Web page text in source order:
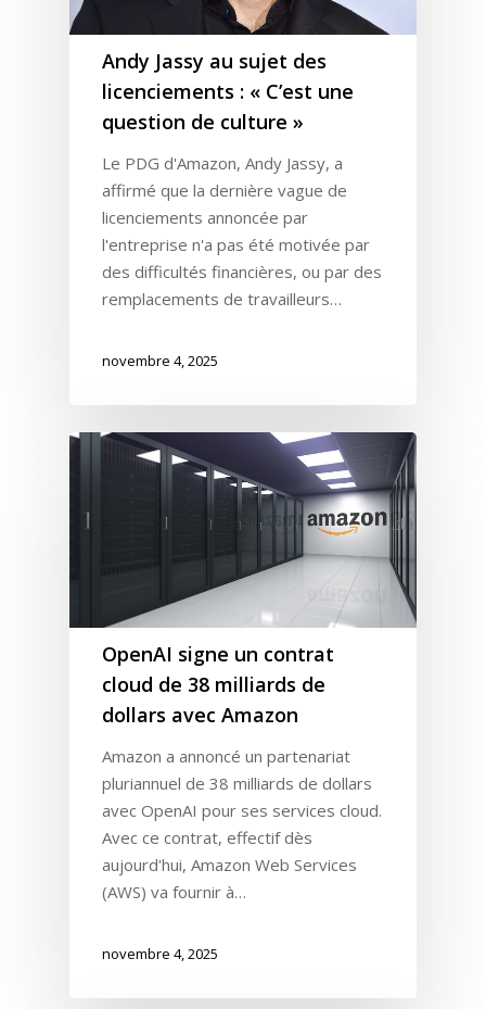
Andy Jassy au sujet des
licenciements : « C’est une
question de culture »
Le PDG d'Amazon, Andy Jassy, a
affirmé que la dernière vague de
licenciements annoncée par
l'entreprise n'a pas été motivée par
des difficultés financières, ou par des
remplacements de travailleurs…
novembre 4, 2025
OpenAI signe un contrat
cloud de 38 milliards de
dollars avec Amazon
Amazon a annoncé un partenariat
pluriannuel de 38 milliards de dollars
avec OpenAI pour ses services cloud.
Avec ce contrat, effectif dès
aujourd'hui, Amazon Web Services
(AWS) va fournir à…
novembre 4, 2025